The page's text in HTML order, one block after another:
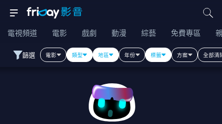
電視頻道 電影 戲劇 動漫 綜藝 免費專區
篩選 電影 類型 地區 年份 標籤 方案 全部清